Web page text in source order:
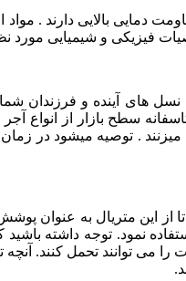
بالایی دارند . مواد
فیزیکی و شیمیایی
های آینده و فرزندان
سطح بازار از
. توصیه میشود در
این متریال به عنوان
نمود. توجه داشته باشید